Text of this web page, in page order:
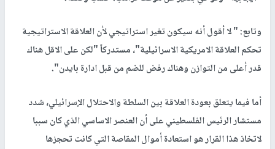
وتابع: " لا أقول أنه سيكون تغير استراتيجي لأن العلاقة الاستراتيجية
تحكم العلاقة الامريكية الاسرائيلية"، مستدركاً "لكن على الاقل هناك
قدر أعلى من التوازن وهناك رفض للضم من قبل ادارة بايدن".
أما فيما يتعلق بعودة العلاقة بين السلطة والاحتلال الإسرائيلي، شدد
مستشار الرئيس الفلسطيني على أن العنصر الاساسي الذي كان سببا
لاتخاذ هذا القرار هو استعادة أموال المقاصة التي كانت تحجزها